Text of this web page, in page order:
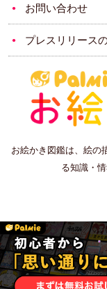
お問い合わせ
プレスリリース
お絵かき図鑑は、絵の
る知識・